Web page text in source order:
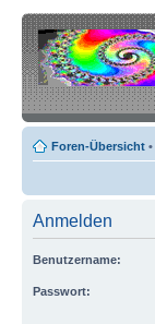
Foren-Übersicht •
Anmelden
Benutzername:
Passwort: